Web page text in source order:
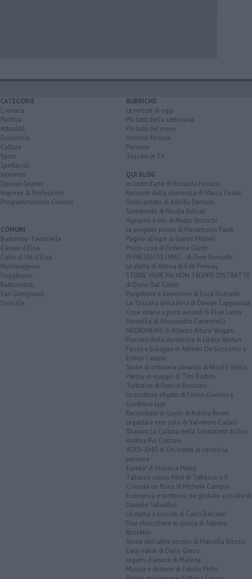
CATEGORIE
Cronaca
Politica
Attualità
Economia
Cultura
Sport
Spettacoli
Interviste
Opinion Leader
Imprese & Professioni
Programmazione Cinema
COMUNI
Barberino-Tavarnelle
Casole d'Elsa
Colle di Val d'Elsa
Monteriggioni
Poggibonsi
Radicondoli
San Gimignano
Sovicille
RUBRICHE
Le notizie di oggi
Più Letti della settimana
Più Letti del mese
Archivio Notizie
Persone
Toscani in TV
QUI BLOG
Incontri d'arte di Riccardo Ferrucci
Racconti della domenica di Marco Celati
Disincantato di Adolfo Santoro
Sorridendo di Nicola Belcari
Vignaioli e vini di Nadio Stronchi
Le pregiate penne di Pierantonio Pardi
Pagine allegre di Gianni Micheli
Psico-cose di Federica Giusti
VI PRESENTO I MIEI... di Dino Fiumalbi
Le stelle di Astrea di Edit Permay
STORIE VISPE MA NON TROPPO DISTRATTE
di Dario Dal Canto
Progettare il benessere di Erica Fiumalbi
La Toscana della birra di Davide Cappannari
Cose strane e posti assurdi di Blue Lama
Storielba di Alessandro Canestrelli
NEURONEWS di Alberto Arturo Vergani
Pensieri della domenica di Libero Venturi
Fauda e balagan di Alfredo De Girolamo e
Enrico Catassi
Storie di ordinaria umanità di Nicolò Stella
Parole in viaggio di Tito Barbini
Turbative di Franco Bonciani
Lo scrittore sfigato di Enrico Guerrini e
Gordiano Lupi
Raccontare di Gusto di Rubina Rovini
Legalità e non solo di Salvatore Calleri
Shalom La Cultura della Solidarietà di Don
Andrea Pio Cristiani
VERSI-AMO di Chi mette al centro la
persona
Eureka! di Nausica Manzi
Tabasco senza filtro di Tabasco n.6
Ci vuole un fisico di Michele Campisi
Economia e territorio, da globale a locale di
Daniele Salvadori
La dama a scacchi di Carlo Belciani
Due chiacchiere in cucina di Sabrina
Rossello
Storie dell'altro secolo di Marcella Bitozzi
Easy ridere di Dario Greco
Legami d'amore di Malena ...
Musica e dintorni di Fausto Pirìto